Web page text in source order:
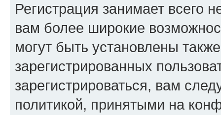
Регистрация занимает всего
вам более широкие
могут быть установлены
зарегистрированных
зарегистрироваться, вам
политикой, принятыми на